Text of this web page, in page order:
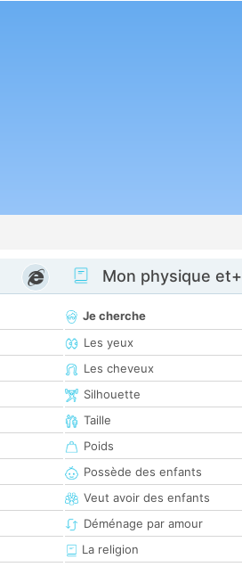
Mon physique et+
Je cherche
Les yeux
Les cheveux
Silhouette
Taille
Poids
Possède des enfants
Veut avoir des enfants
Déménage par amour
La religion